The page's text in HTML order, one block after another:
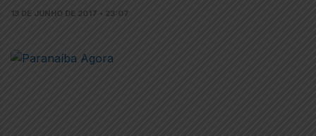
13 DE JUNHO DE 2017 • 23:07